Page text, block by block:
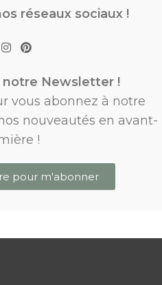
réseaux sociaux !
notre Newsletter !
vous abonnez à notre
nouveautés en avant-
!
pour m'abonner